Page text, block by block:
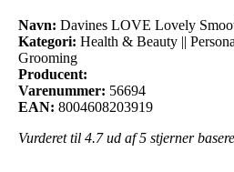
Navn: Davines LOVE Lovely
Kategori: Health & Beauty ||
Grooming
Producent:
Varenummer: 56694
EAN: 8004608203919
Vurderet til 4.7ud af 5 stjerner